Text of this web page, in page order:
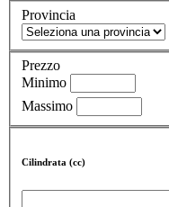
Provincia
Prezzo
Minimo
Massimo
Cilindrata (cc)